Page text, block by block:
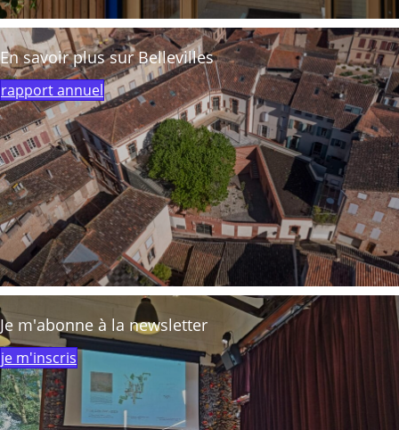
En savoir plus sur Bellevilles
rapport annuel
Je m'abonne à la newsletter
je m'inscris